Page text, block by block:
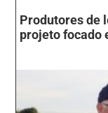
Produtores de
projeto focado